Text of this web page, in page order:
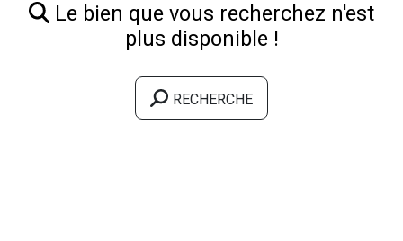
Le bien que vous recherchez n'est
plus disponible !
RECHERCHE